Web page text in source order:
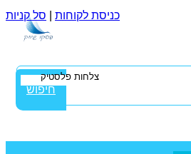
כניסת לקוחות סל קניות
חיפוש